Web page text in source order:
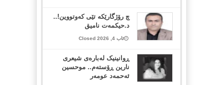
چ رۆژگارێکە تێی کەوتووین!..
د.حیکمەت نامیق
ئاب 4, 2026 Closed
ڕوانینیک لەبارەى شیعرى
نارین ڕۆستەم.. موحسین
ئەحمەد عومەر